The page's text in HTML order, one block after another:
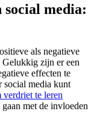
social media:
als negatieve
zijn er een
effecten te
social media kunt
verdriet te leren
met de invloeden